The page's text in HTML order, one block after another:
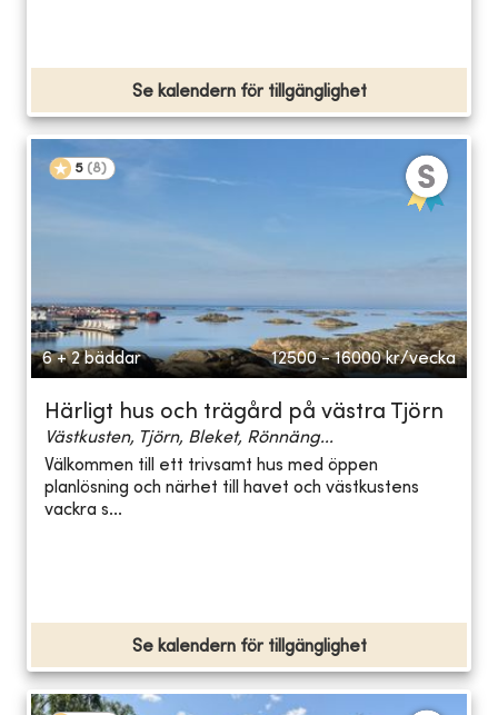
Se kalendern för tillgänglighet
5 (8)
6 + 2 bäddar 12500 - 16000 kr/vecka
Härligt hus och trägård på västra Tjörn
Västkusten, Tjörn, Bleket, Rönnäng...
Välkommen till ett trivsamt hus med öppen
planlösning och närhet till havet och västkustens
vackra s...
Se kalendern för tillgänglighet